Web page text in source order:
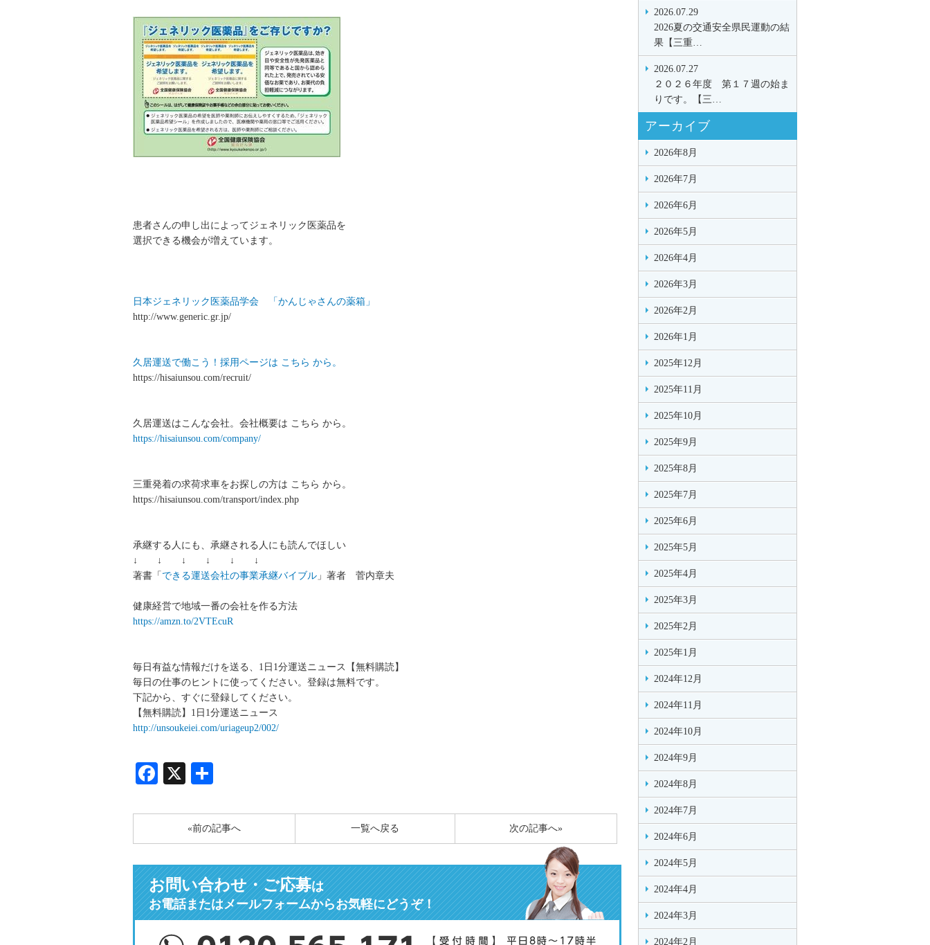
患者さんの申し出によってジェネリック医薬品を
選択できる機会が増えています。
日本ジェネリック医薬品学会 「かんじゃさんの薬箱」
http://www.generic.gr.jp/
久居運送で働こう！採用ページは こちら から。
https://hisaiunsou.com/recruit/
久居運送はこんな会社。会社概要は こちら から。
https://hisaiunsou.com/company/
三重発着の求荷求車をお探しの方は こちら から。
https://hisaiunsou.com/transport/index.php
承継する人にも、承継される人にも読んでほしい
↓ ↓ ↓ ↓ ↓ ↓
著書「 できる運送会社の事業承継バイブル 」著者 菅内章夫
健康経営で地域一番の会社を作る方法
https://amzn.to/2VTEcuR
毎日有益な情報だけを送る、1日1分運送ニュース【無料購読】
毎日の仕事のヒントに使ってください。登録は無料です。
下記から、すぐに登録してください。
【無料購読】1日1分運送ニュース
http://unsoukeiei.com/uriageup2/002/
Facebook
X
«前の記事へ 次の記事へ»
一覧へ戻る
お問い合わせ・ご応募は
お電話またはメールフォームからお気軽にどうぞ！
2026.07.29
2026夏の交通安全県民運動の結
果【三重…
2026.07.27
２０２６年度 第１７週の始ま
りです。【三…
アーカイブ
2026年8月
2026年7月
2026年6月
2026年5月
2026年4月
2026年3月
2026年2月
2026年1月
2025年12月
2025年11月
2025年10月
2025年9月
2025年8月
2025年7月
2025年6月
2025年5月
2025年4月
2025年3月
2025年2月
2025年1月
2024年12月
2024年11月
2024年10月
2024年9月
2024年8月
2024年7月
2024年6月
2024年5月
2024年4月
2024年3月
2024年2月